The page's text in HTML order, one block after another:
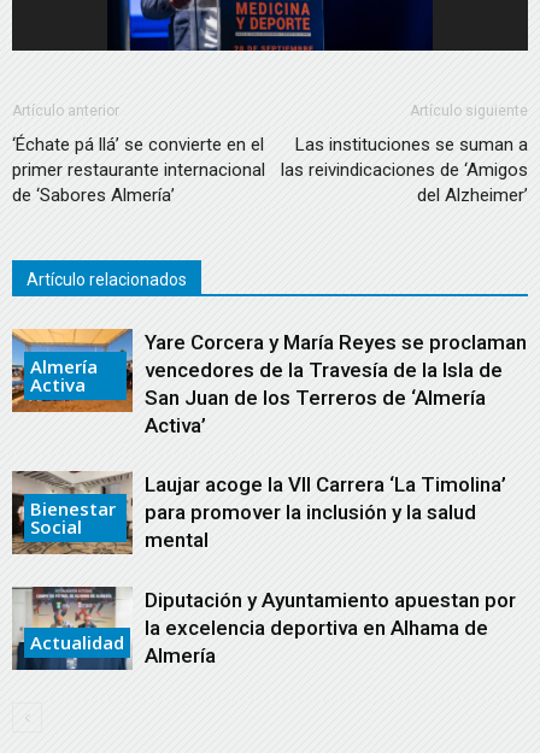
Artículo anterior
‘Échate pá llá’ se convierte en el
primer restaurante internacional
de ‘Sabores Almería’
Artículo siguiente
Las instituciones se suman a
las reivindicaciones de ‘Amigos
del Alzheimer’
Artículo relacionados
Almería
Activa
Yare Corcera y María Reyes se proclaman
vencedores de la Travesía de la Isla de
San Juan de los Terreros de ‘Almería
Activa’
Bienestar
Social
Laujar acoge la VII Carrera ‘La Timolina’
para promover la inclusión y la salud
mental
Actualidad
Diputación y Ayuntamiento apuestan por
la excelencia deportiva en Alhama de
Almería